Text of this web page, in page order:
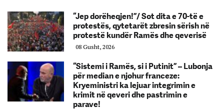
“Jep dorëheqjen!”/ Sot dita e 70-të e
protestës, qytetarët zbresin sërish në
protestë kundër Ramës dhe qeverisë
08 Gusht, 2026
“Sistemi i Ramës, si i Putinit” – Lubonja
për median e njohur franceze:
Kryeministri ka lejuar integrimin e
krimit në qeveri dhe pastrimin e
parave!